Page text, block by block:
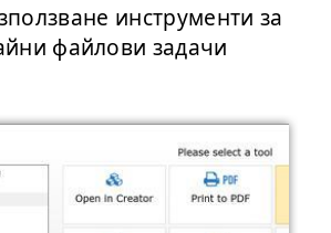
инструменти за
файлови задачи